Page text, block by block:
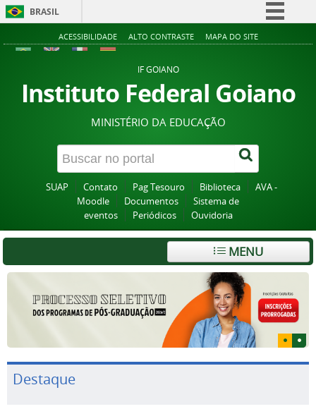
BRASIL
Simplifique!
Acesso à informação
Legislação
Canais
ACESSIBILIDADE ALTO CONTRASTE MAPA DO SITE
IF GOIANO
Instituto Federal Goiano
MINISTÉRIO DA EDUCAÇÃO
SUAP Contato Pag Tesouro Biblioteca
AVA -
Moodle
Documentos
Sistema de
eventos
Periódicos Ouvidoria
MENU
Destaque